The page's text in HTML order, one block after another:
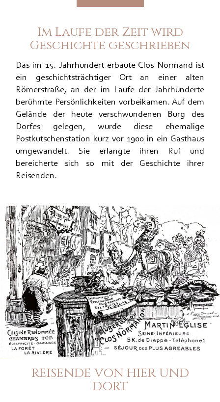
Im Laufe der Zeit wird
Geschichte geschrieben
Das im 15. Jahrhundert erbaute Clos Normand ist
ein geschichtsträchtiger Ort an einer alten
Römerstraße, an der im Laufe der Jahrhunderte
berühmte Persönlichkeiten vorbeikamen. Auf dem
Gelände der heute verschwundenen Burg des
Dorfes gelegen, wurde diese ehemalige
Postkutschenstation kurz vor 1900 in ein Gasthaus
umgewandelt. Sie erlangte ihren Ruf und
bereicherte sich so mit der Geschichte ihrer
Reisenden.
REISENDE VON HIER UND
DORT